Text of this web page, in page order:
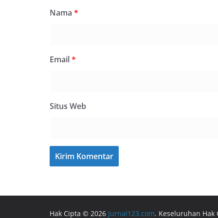
Nama *
Email*
Situs Web
Hak Cipta © 2026 Jurnal123.com. Keseluruhan Hak